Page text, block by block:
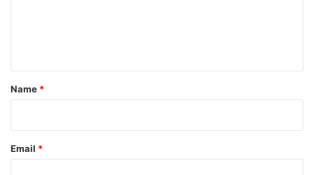
*
Name *
Email *